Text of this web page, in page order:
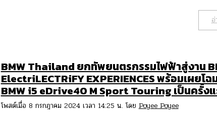
BMW Thailand ยกทัพยนตรกรรมไฟฟ้าสู่งาน
ElectriLECTRiFY EXPERIENCES พร้อมเผยโฉ
BMW i5 eDrive40 M Sport Touring เป็นครั้ง
โพสต์เมื่อ 8 กรกฎาคม 2024 เวลา 14:25 น. โดย Poyee Poyee